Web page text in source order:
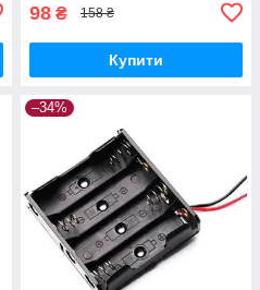
98 ₴ 158 ₴
Купити
–34%